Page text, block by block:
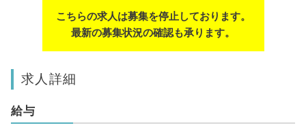
こちらの求人は募集を停止しております。
最新の募集状況の確認も承ります。
求人詳細
給与